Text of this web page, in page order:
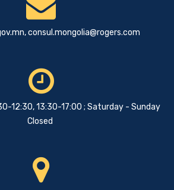
,consul.mongolia@rogers.com
12:30, 13:30-17:00 ; Saturday - Sunday
Closed